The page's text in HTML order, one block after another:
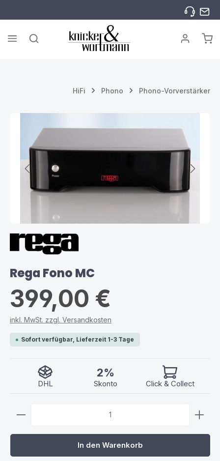
HiFi Phono Phono-Vorverstärker
Rega Fono MC
399,00 €
inkl. MwSt. zzgl. Versandkosten
Sofort verfügbar, Lieferzeit 1-3 Tage
DHL
2%
Skonto Click & Collect
Produkt Anzahl: Gib den gewünschten Wert ein
In den Warenkorb